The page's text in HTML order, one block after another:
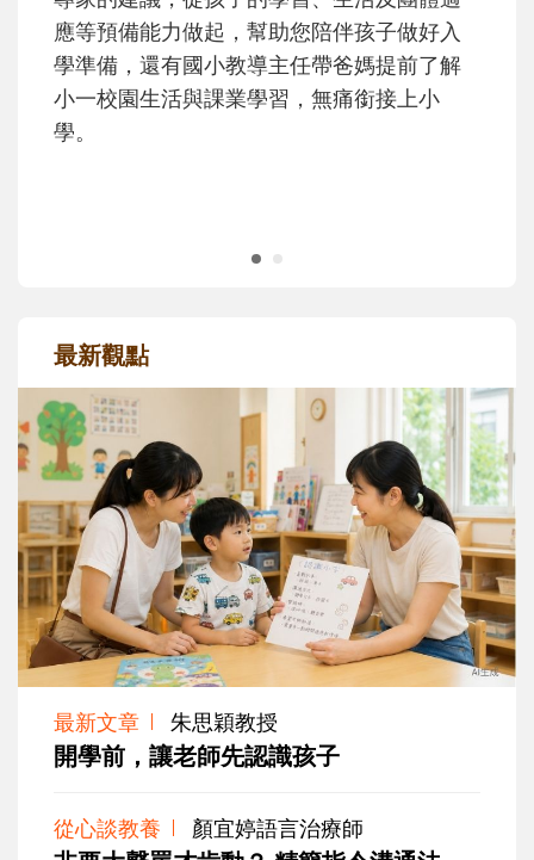
最新觀點
最新文章 朱思穎教授
開學前，讓老師先認識孩子
從心談教養 顏宜婷語言治療師